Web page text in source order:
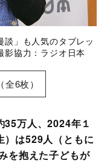
」も人気のタブレッ
協力：ラジオ日本
6枚）
35万人、2024年１
）は529人（ともに
を抱えた子どもが